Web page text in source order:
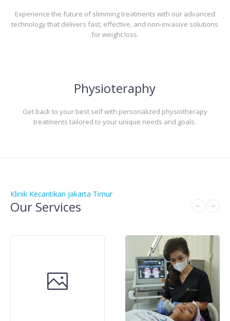
Experience the future of slimming treatments with our advanced
technology that delivers fast, effective, and non-invasive solutions
for weight loss.
Physioteraphy
Get back to your best self with personalized physiotherapy
treatments tailored to your unique needs and goals.
Klinik Kecantikan Jakarta Timur
Our Services